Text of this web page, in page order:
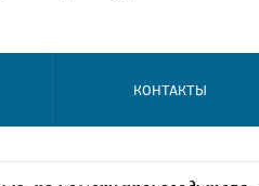
КОНТАКТЫ